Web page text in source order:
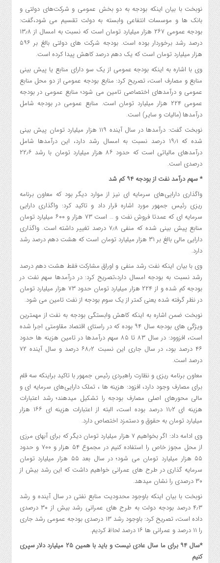
نوبخت با بیان اینکه بودجه به دو بخش عمومی و شرکت‌های دولتی و
بانک ها و موسسات انتفاعی وابسته به دولت تقسیم می شود،‌گفت:
بودجه عمومی ۲۶۷ هزار میلیارد تومان است که نسبت به امسال از ۱۳٫۸
درصد رشد برخوردار بوده است. بودجه شرکت های دولتی بالغ بر ۵۹۶
هزار میلیارد تومان است که یک دهم درصد کاهش پیدا کرده است.
وی با اشاره به اینکه بودجه عمومی از یک سو دارای منابع یا پیش بینی
منابع و مصارف است، تصریح کرد: منابع بودجه عمومی از دو محل منابع
عمومی و درآمدهای اختصاصی تامین می شود؛ منابع عمومی در بودجه
عمومی ۲۲۴ هزار میلیارد تومان است. منابع عمومی در بودجه شامل
درآمدها (مالیات و سایر) است.
نوبخت گفت: درآمدها در سال آینده ۱۱۹ هزار میلیارد تومان پیش بینی
شده که ۱۹٫۱ درصد نسبت به امسال رشد دارد، این درآمدها شامل
درآمدهای مالیاتی است که حدود ۸۶ هزار میلیارد تومان با رشد ۲۲٫۶
درصدی است.
* سهم درآمد نفت از بودجه ۹۴ کم شد
واگذاری دارایی‌های سرمایه ای نیز از موارد دیگر بود که معاون برنامه
ریزی رئیس جمهور مورد اشاره قرار داد و تاکید کرد: واگذاری دارایی
سرمایه ای که عمدتا فروش نفت و … است ۷۳ هزار و ۶۰۰ میلیارد تومان
منابع پیش بینی شده که منفی ۷٫۸ درصد تغییر داشته است. واگذاری
دارایی مالی بالغ بر ۳۱ هزار میلیارد تومان است که هشت دهم درصد رشد
دارد.
وی با بیان اینکه نفت رشد منفی و اوراق مشارکت فقط هشت دهم درصد
رشد نسبت به بودجه امسال دارد،‌تصریح کرد: در درآمدها سهم نفت در
بودجه کم شده و از ۲۲۴ هزار میلیارد تومان حدود ۷۳ هزار میلیارد تومان
در نظر گرفته شده یعنی کمتر از یک سوم بودجه از نفت تامین می شود.
نوبخت ضمن اشاره به اینکه کاهش وابستگی بودجه به نفت از مهمترین
ویژگی های بودجه سال ۹۴ بوده که در راستای اقتصاد مقاومتی اجرا شده
است، افزوود: در سال ۸۳ تا ۸۵ سهم درآمدها در تامین هزینه ها حدود
۴۶ درصد بود، در سال جاری این نسبت ۶۸٫۲ درصد و سال آینده ۷۲
درصد است.
معاون برنامه ریزی و نظارت راهبردی رئیس جمهور با تاکید براینکه سه قلم
برای مصارف وجود دارد، افزود: هزینه ها ، تملک دارایی‌های سرمایه ای و
مالی محورهای اصلی مصارف بودجه را تشکیل میدهند؛ رشد اعتبارات
هزینه ای ۱۱٫۲ درصد بوده است، البته از اعتبارات هزینه ای ۱۶۶ هزار
میلیارد تومان به حقوق و دستمزد اختصاص دارد.
وی ادامه داد: اگر بخواهیم ۷ هزار میلیارد تومان دیگر که برای آبهای مرزی
از محل مجوز خاص را استفاده کنیم در مجموع ۵۴ هزار و ۷۰۰ و حدود
۵۵ هزار میلیارد تومان می شود؛ در سال بعد ۵۵ هزار میلیارد تومان
سرمایه گذاری در طرح های عمرانی خواهیم داشت که این رشد بیش از
۳۰ درصدی را نشان میدهد.
نوبخت با بیان اینکه باوجود محدودیت منابع نفتی در سال آینده و رشد
۴٫۳ درصد بودجه دولت به طرح های عمرانی رشد بیش از ۳۰ درصدی
داده است، تصریح کرد: باوجود رشد ۱۳ درصدی بودجه عمومی رشد جاری
را ۱۱ درصد و عمرانی ها ۱۶ درصد لحاظ کردیم.
*سال ۹۴ برای ما سال عادی نیست و باید با همین ۲۵ میلیارد دلار سپری
کنیم